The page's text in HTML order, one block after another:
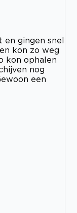
gingen snel
kon zo weg
kon ophalen
nog
een